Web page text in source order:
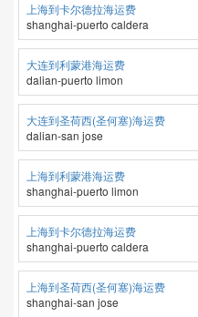
上海到卡尔德拉海运费
shanghai-puerto caldera
大连到利蒙港海运费
dalian-puerto limon
大连到圣荷西(圣何塞)海运费
dalian-san jose
上海到利蒙港海运费
shanghai-puerto limon
上海到卡尔德拉海运费
shanghai-puerto caldera
上海到圣荷西(圣何塞)海运费
shanghai-san jose